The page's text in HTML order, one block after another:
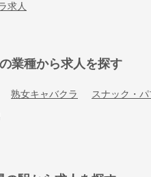
求人
業種から求人を探す
熟女キャバクラ スナック・パ